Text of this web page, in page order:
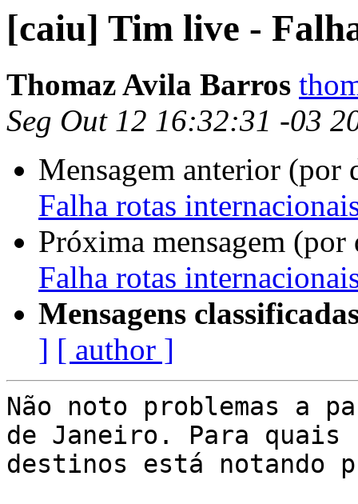
[caiu] Tim live -
Thomaz Avila Barros
Seg Out 12 16:32:31 -03
Mensagem anterior (por
Falha rotas
Próxima mensagem
Falha rotas
Mensagens
] [ author ]
Não noto problemas a
de Janeiro. Para quais
destinos está notando